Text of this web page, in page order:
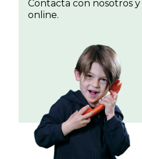
Contacta con nosotros
online.